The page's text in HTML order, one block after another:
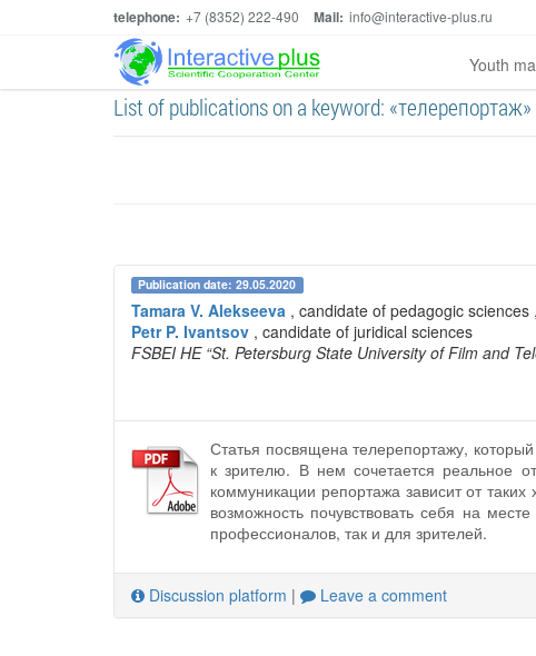
telephone: +7 (8352) 222-490 Mail: info@interactive-plus.ru
Youth
List of publications on a keyword: «телерепортаж»
Publication date: 29.05.2020
Tamara V. Alekseeva , candidate of pedagogic
Petr P. Ivantsov , candidate of juridical sciences
FSBEI HE “St. Petersburg State University of Film and
Статья посвящена телерепортажу,
к зрителю. В нем сочетается реальное
коммуникации репортажа зависит от таких
возможность почувствовать себя на
профессионалов, так и для зрителей.
Discussion platform | Leave a comment